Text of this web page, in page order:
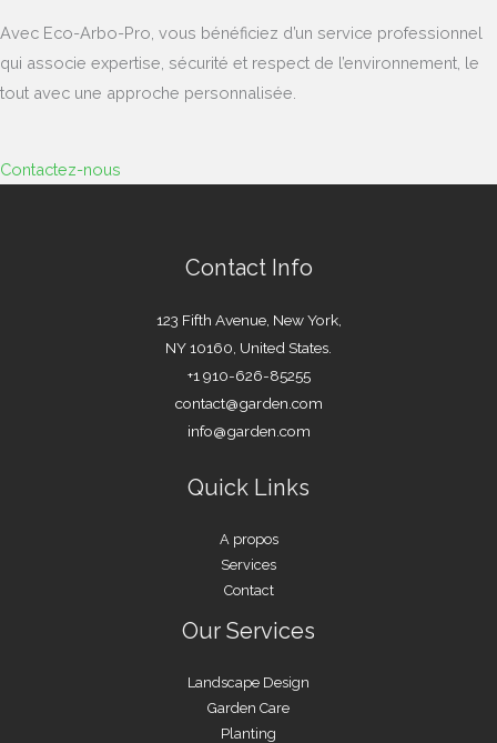
Avec Eco-Arbo-Pro, vous bénéficiez d’un service professionnel
qui associe expertise, sécurité et respect de l’environnement, le
tout avec une approche personnalisée.
Contactez-nous
Contact Info
123 Fifth Avenue, New York,
NY 10160, United States.
+1 910-626-85255
contact@garden.com
info@garden.com
Quick Links
A propos
Services
Contact
Our Services
Landscape Design
Garden Care
Planting